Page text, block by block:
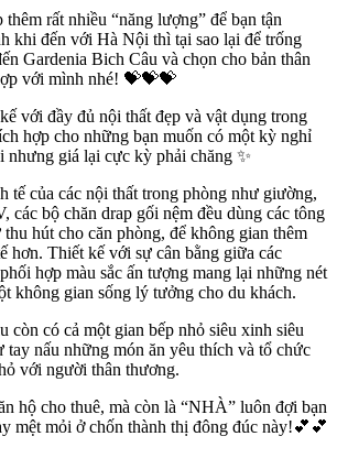
rất nhiều “năng lượng” để bạn tận
khi đến với Hà Nội thì tại sao lại để trống
Gardenia Bich Câu và chọn cho bản thân
với mình nhé! 💝💝💝
với đầy đủ nội thất đẹp và vật dụng trong
hợp cho những bạn muốn có một kỳ nghỉ
giá lại cực kỳ phải chăng ✨
tế của các nội thất trong phòng như giường,
các bộ chăn drap gối nệm đều dùng các tông
thu hút cho căn phòng, để không gian thêm
hơn. Thiết kế với sự cân bằng giữa các
hợp màu sắc ấn tượng mang lại những nét
không gian sống lý tưởng cho du khách.
còn có cả một gian bếp nhỏ siêu xinh siêu
tay nấu những món ăn yêu thích và tổ chức
với người thân thương.
hộ cho thuê, mà còn là “NHÀ” luôn đợi bạn
mệt mỏi ở chốn thành thị đông đúc này!💕💕